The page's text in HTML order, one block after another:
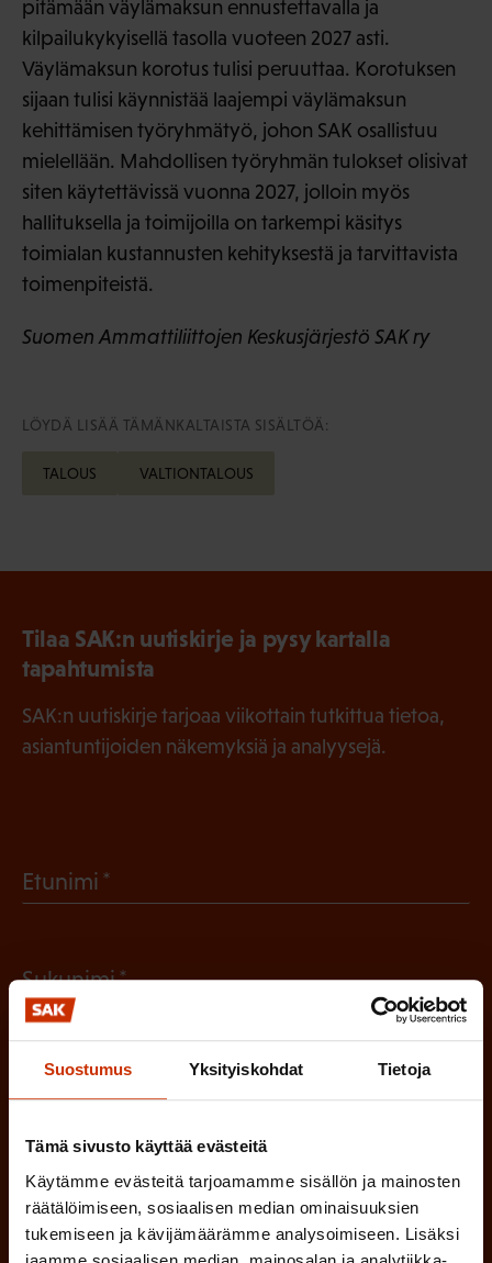
Suostumus Yksityiskohdat Tietoja
Tämä sivusto käyttää evästeitä
Käytämme evästeitä tarjoamamme sisällön ja mainosten
räätälöimiseen, sosiaalisen median ominaisuuksien
tukemiseen ja kävijämäärämme analysoimiseen. Lisäksi
pitämään väylämaksun ennustettavalla ja
kilpailukykyisellä tasolla vuoteen 2027 asti.
Väylämaksun korotus tulisi peruuttaa. Korotuksen
sijaan tulisi käynnistää laajempi väylämaksun
kehittämisen työryhmätyö, johon SAK osallistuu
mielellään. Mahdollisen työryhmän tulokset olisivat
siten käytettävissä vuonna 2027, jolloin myös
hallituksella ja toimijoilla on tarkempi käsitys
toimialan kustannusten kehityksestä ja tarvittavista
toimenpiteistä.
Suomen Ammattiliittojen Keskusjärjestö SAK ry
LÖYDÄ LISÄÄ TÄMÄNKALTAISTA SISÄLTÖÄ:
TALOUS VALTIONTALOUS
Tilaa SAK:n uutiskirje ja pysy kartalla
tapahtumista
SAK:n uutiskirje tarjoaa viikottain tutkittua tietoa,
asiantuntijoiden näkemyksiä ja analyysejä.
Etunimi
k
l
e
n
Sukunimi
(
a
l
l
i
Sähköpostiosoite
(
a
k
o
l
Mikä tai mitkä näistä kuvaavat sinua
parhaiten?
LUOTTAMUSMIES